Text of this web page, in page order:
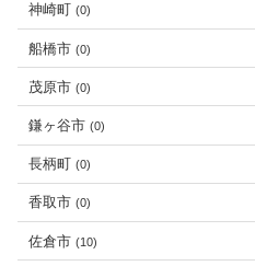
神崎町 (0)
船橋市 (0)
茂原市 (0)
鎌ヶ谷市 (0)
長柄町 (0)
香取市 (0)
佐倉市 (10)